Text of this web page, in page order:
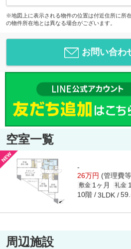
※地図上に表示される物件の位置は付近住所に所
の物件所在地とは異なる場合がございます。
お問い合わ
空室一覧
-
26万円 (管理費
敷金 1ヶ月 礼金
10階 3LDK
周辺施設